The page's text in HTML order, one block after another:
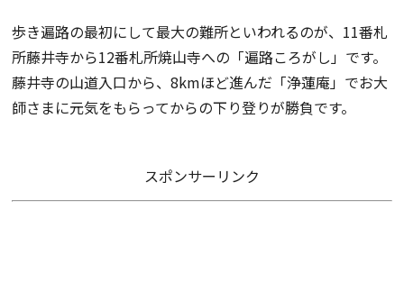
歩き遍路の最初にして最大の難所といわれるのが、11番札
所藤井寺から12番札所焼山寺への「遍路ころがし」です。
藤井寺の山道入口から、8kmほど進んだ「浄蓮庵」でお大
師さまに元気をもらってからの下り登りが勝負です。
スポンサーリンク